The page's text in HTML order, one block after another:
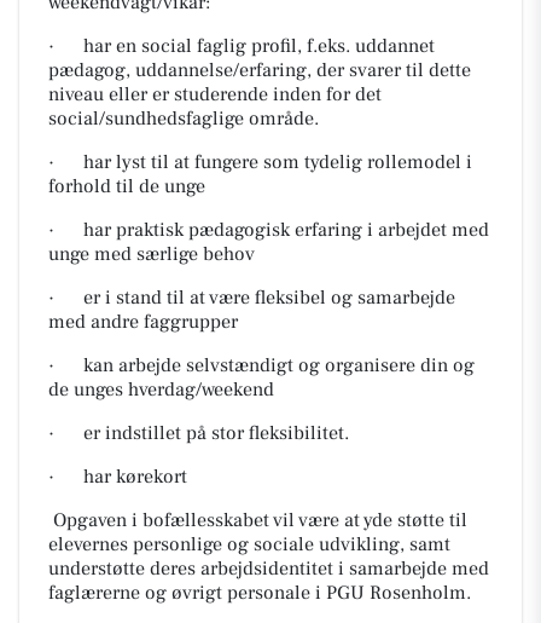
· har en social faglig profil, f.eks. ud­dannet
pædagog, uddannelse/erfaring, der svarer til dette
niveau eller er studerende inden for det
social/sundhedsfaglige område.
· har lyst til at fungere som tydelig rollemodel i
forhold til de unge
· har praktisk pædagogisk erfaring i arbejdet med
unge med særlige behov
· er i stand til at være fleksibel og samarbejde
med andre faggrupper
· kan arbejde selvstændigt og organi­sere din og
de unges hverdag/weekend
· er indstillet på stor fleksibilitet.
· har kørekort
Opgaven i bofællesskabet vil være at yde støtte til
elevernes personlige og sociale udvikling, samt
understøtte deres arbejdsidentitet i samarbejde med
faglærerne og øvrigt personale i PGU Rosenholm.